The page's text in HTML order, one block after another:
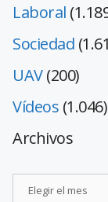
Laboral
Sociedad
UAV(200)
Vídeos (1.046)
Archivos